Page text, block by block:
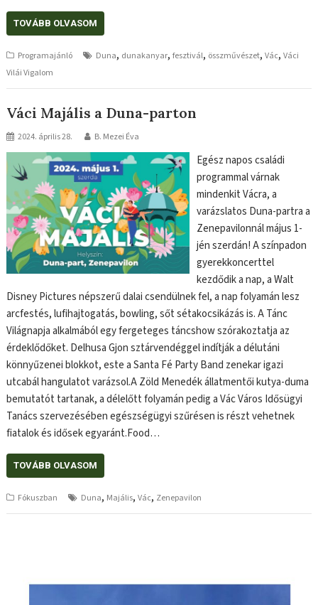
TOVÁBB OLVASOM
Programajánló Duna, dunakanyar,fesztivál, összművészet,Vác,Váci
Vilái Vigalom
Váci Majális a Duna-parton
2024. április 28. B. Mezei Éva
Egész napos családi
programmal várnak
mindenkit Vácra, a
varázslatos Duna-partra a
Zenepavilonnál május 1-
jén szerdán! A színpadon
gyerekkoncerttel
kezdődik a nap, a Walt
Disney Pictures népszerű dalai csendülnek fel, a nap folyamán lesz
arcfestés, lufihajtogatás, bowling, sőt sétakocsikázás is. A Tánc
Világnapja alkalmából egy fergeteges táncshow szórakoztatja az
érdeklődőket. Delhusa Gjon sztárvendéggel indítják a délutáni
könnyűzenei blokkot, este a Santa Fé Party Band zenekar igazi
utcabál hangulatot varázsol.A Zöld Menedék állatmentői kutya-duma
bemutatót tartanak, a délelőtt folyamán pedig a Vác Város Idősügyi
Tanács szervezésében egészségügyi szűrésen is részt vehetnek
fiatalok és idősek egyaránt.Food…
TOVÁBB OLVASOM
Fókuszban Duna, Majális,Vác, Zenepavilon